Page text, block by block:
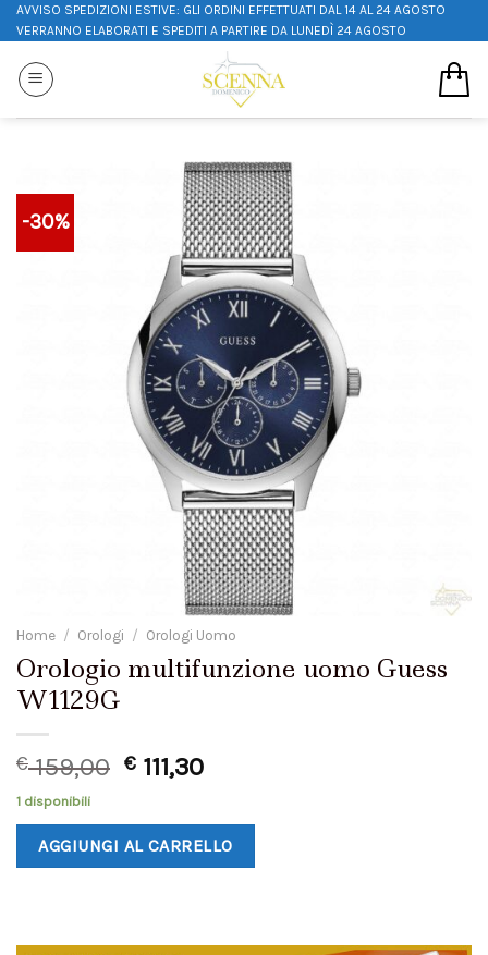
AVVISO SPEDIZIONI ESTIVE: GLI ORDINI EFFETTUATI DAL 14 AL 24 AGOSTO
VERRANNO ELABORATI E SPEDITI A PARTIRE DA LUNEDÌ 24 AGOSTO
-30%
Home / Orologi / Orologi Uomo
Orologio multifunzione uomo Guess
W1129G
€159,00 € 111,30
1 disponibili
AGGIUNGI AL CARRELLO